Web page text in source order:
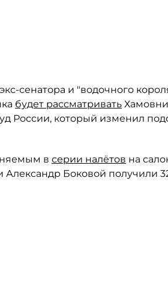
сенатора и "водочного
будет рассматривать
России, который изменил
в серии налётов на
Боковой получили